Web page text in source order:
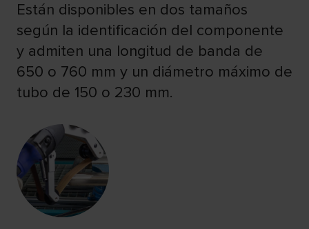
Están disponibles en dos tamaños
según la identificación del componente
y admiten una longitud de banda de
650 o 760 mm y un diámetro máximo de
tubo de 150 o 230 mm.